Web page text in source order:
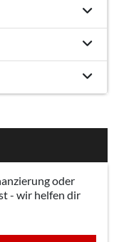
oder
- wir helfen dir